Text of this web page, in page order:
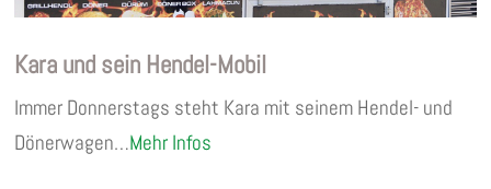
Kara und sein Hendel-Mobil
Immer Donnerstags steht Kara mit seinem Hendel- und
Dönerwagen…Mehr Infos